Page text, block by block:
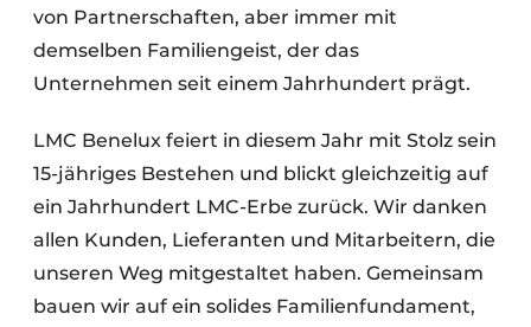
von Partnerschaften, aber immer mit
demselben Familiengeist, der das
Unternehmen seit einem Jahrhundert prägt.
LMC Benelux feiert in diesem Jahr mit Stolz sein
15-jähriges Bestehen und blickt gleichzeitig auf
ein Jahrhundert LMC-Erbe zurück. Wir danken
allen Kunden, Lieferanten und Mitarbeitern, die
unseren Weg mitgestaltet haben. Gemeinsam
bauen wir auf ein solides Familienfundament,